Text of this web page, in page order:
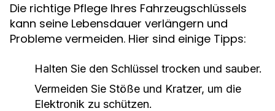
Die richtige Pflege Ihres Fahrzeugschlüssels
kann seine Lebensdauer verlängern und
Probleme vermeiden. Hier sind einige Tipps:
Halten Sie den Schlüssel trocken und sauber.
Vermeiden Sie Stöße und Kratzer, um die
Elektronik zu schützen.